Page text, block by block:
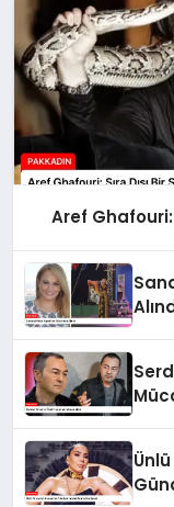
Aref Ghafouri: